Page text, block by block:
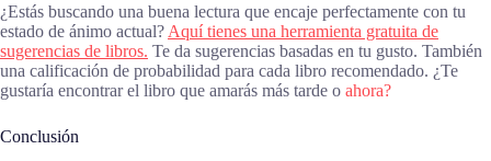
¿Estás buscando una buena lectura que encaje perfectamente con tu
estado de ánimo actual? Aquí tienes una herramienta gratuita de
sugerencias de libros. Te da sugerencias basadas en tu gusto. También
una calificación de probabilidad para cada libro recomendado. ¿Te
gustaría encontrar el libro que amarás más tarde o ahora?
Conclusión